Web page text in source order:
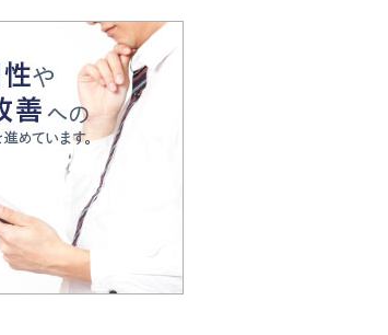
の水着どうする？有名ライバーの着こなしを拝
見！
【PR】DeNA